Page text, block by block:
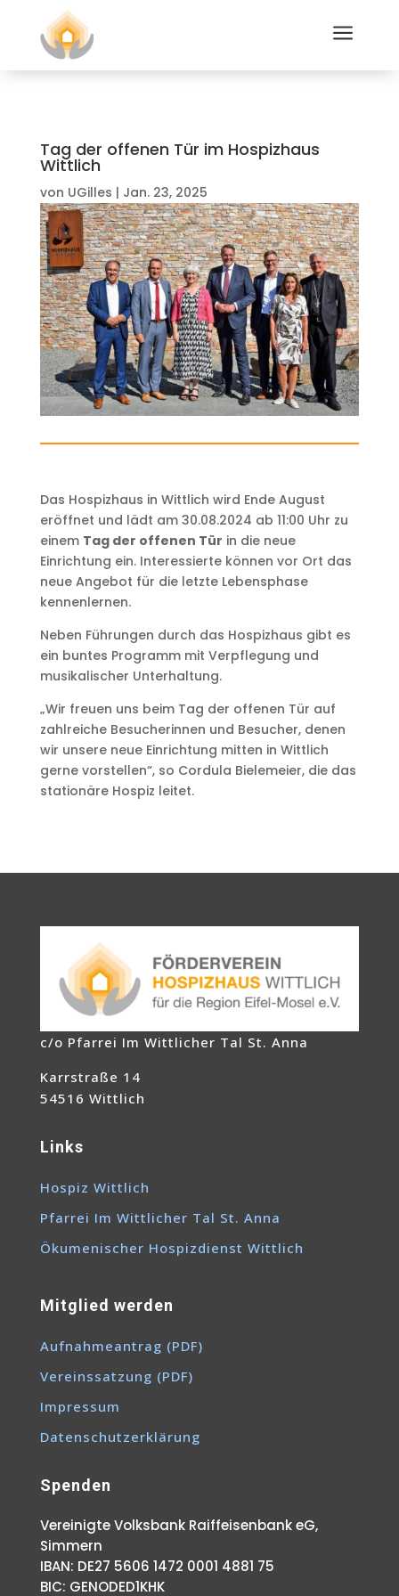
a
Tag der offenen Tür im Hospizhaus
Wittlich
von UGilles | Jan. 23, 2025
Das Hospizhaus in Wittlich wird Ende August
eröffnet und lädt am 30.08.2024 ab 11:00 Uhr zu
einem Tag der offenen Tür in die neue
Einrichtung ein. Interessierte können vor Ort das
neue Angebot für die letzte Lebensphase
kennenlernen.
Neben Führungen durch das Hospizhaus gibt es
ein buntes Programm mit Verpflegung und
musikalischer Unterhaltung.
„Wir freuen uns beim Tag der offenen Tür auf
zahlreiche Besucherinnen und Besucher, denen
wir unsere neue Einrichtung mitten in Wittlich
gerne vorstellen“, so Cordula Bielemeier, die das
stationäre Hospiz leitet.
c/o Pfarrei Im Wittlicher Tal St. Anna
Karrstraße 14
54516 Wittlich
Links
Hospiz Wittlich
Pfarrei Im Wittlicher Tal St. Anna
Ökumenischer Hospizdienst Wittlich
Mitglied werden
Aufnahmeantrag (PDF)
Vereinssatzung (PDF)
Impressum
Datenschutzerklärung
Spenden
Vereinigte Volksbank Raiffeisenbank eG,
Simmern
IBAN: DE27 5606 1472 0001 4881 75
BIC: GENODED1KHK